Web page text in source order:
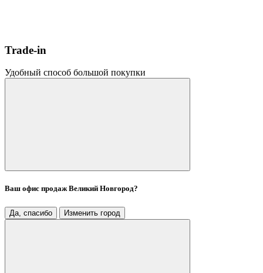
Trade-in
Удобный способ большой покупки
Ваш офис продажВеликий Новгород?
Да, спасибо Изменить город